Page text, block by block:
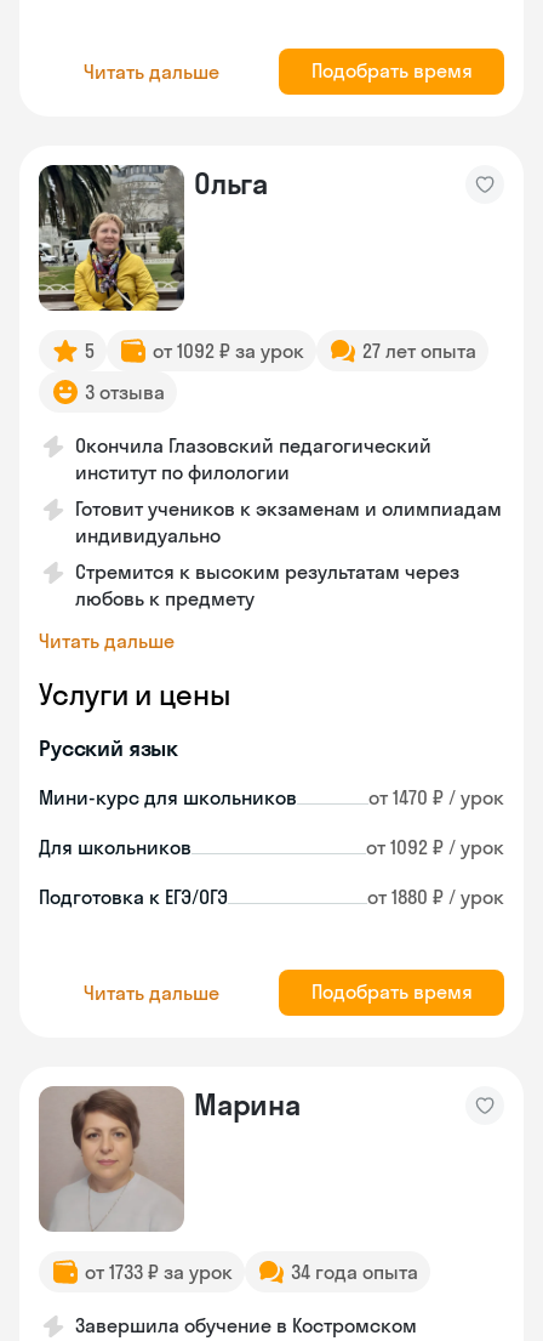
Читать дальше Подобрать время
Ольга
5 от 1092 ₽ за урок
27 лет опыта
3 отзыва
Окончила Глазовский педагогический
институт по филологии
Готовит учеников к экзаменам и олимпиадам
индивидуально
Стремится к высоким результатам через
любовь к предмету
Читать дальше
Услуги и цены
Русский язык
Мини-курс для школьников от 1470 ₽ / урок
Для школьников от 1092 ₽ / урок
Подготовка к ЕГЭ/ОГЭ от 1880 ₽ / урок
Читать дальше Подобрать время
Марина
от 1733 ₽ за урок 34 года опыта
Завершила обучение в Костромском